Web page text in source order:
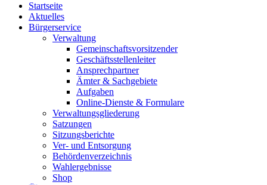
Startseite
Aktuelles
Bürgerservice
Verwaltung
Gemeinschaftsvorsitzender
Geschäftsstellenleiter
Ansprechpartner
Ämter & Sachgebiete
Aufgaben
Online-Dienste & Formulare
Verwaltungsgliederung
Satzungen
Sitzungsberichte
Ver- und Entsorgung
Behördenverzeichnis
Wahlergebnisse
Shop